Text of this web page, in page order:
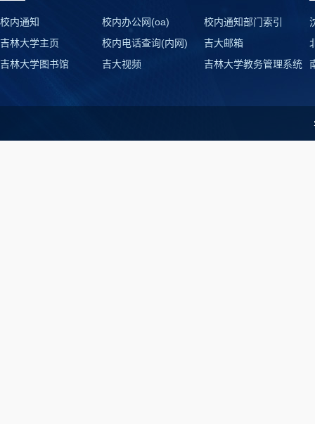
校内通知 校内办公网(oa)
校内通知部门索引
吉林大学主页
校内电话查询(内网)
吉大邮箱
吉林大学图书馆
吉大视频 吉林大学教务管理系统